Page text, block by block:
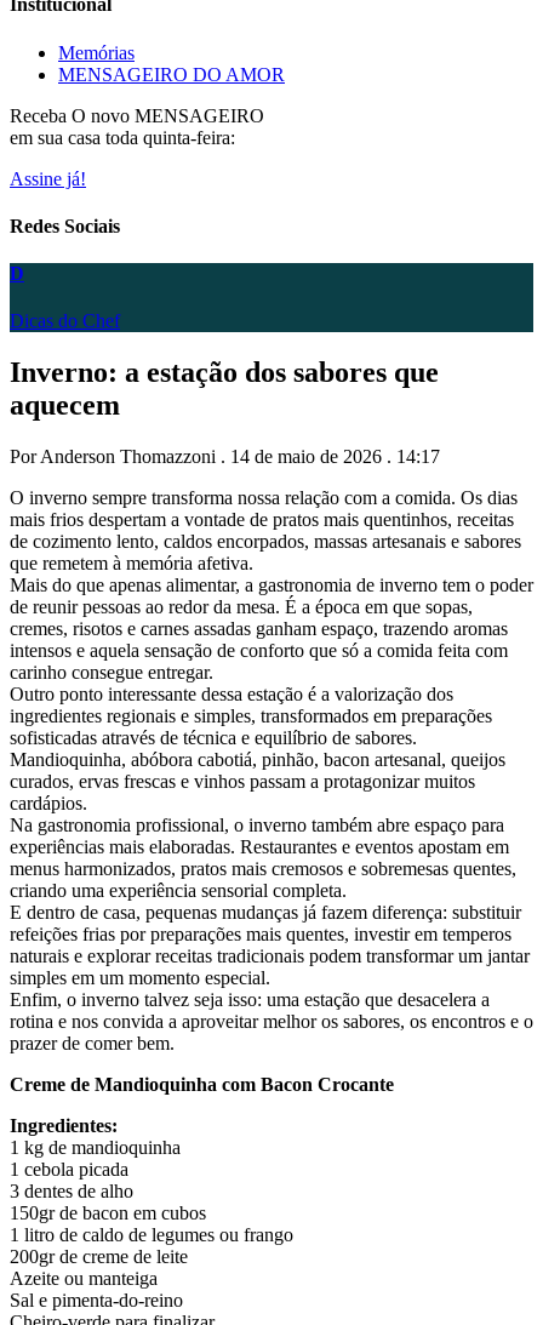
Institucional
Memórias
MENSAGEIRO DO AMOR
Receba O novo MENSAGEIRO
em sua casa toda quinta-feira:
Assine já!
Redes Sociais
D
Dicas do Chef
Inverno: a estação dos sabores que
aquecem
Por Anderson Thomazzoni . 14 de maio de 2026 . 14:17
O inverno sempre transforma nossa relação com a comida. Os dias
mais frios despertam a vontade de pratos mais quentinhos, receitas
de cozimento lento, caldos encorpados, massas artesanais e sabores
que remetem à memória afetiva.
Mais do que apenas alimentar, a gastronomia de inverno tem o poder
de reunir pessoas ao redor da mesa. É a época em que sopas,
cremes, risotos e carnes assadas ganham espaço, trazendo aromas
intensos e aquela sensação de conforto que só a comida feita com
carinho consegue entregar.
Outro ponto interessante dessa estação é a valorização dos
ingredientes regionais e simples, transformados em preparações
sofisticadas através de técnica e equilíbrio de sabores.
Mandioquinha, abóbora cabotiá, pinhão, bacon artesanal, queijos
curados, ervas frescas e vinhos passam a protagonizar muitos
cardápios.
Na gastronomia profissional, o inverno também abre espaço para
experiências mais elaboradas. Restaurantes e eventos apostam em
menus harmonizados, pratos mais cremosos e sobremesas quentes,
criando uma experiência sensorial completa.
E dentro de casa, pequenas mudanças já fazem diferença: substituir
refeições frias por preparações mais quentes, investir em temperos
naturais e explorar receitas tradicionais podem transformar um jantar
simples em um momento especial.
Enfim, o inverno talvez seja isso: uma estação que desacelera a
rotina e nos convida a aproveitar melhor os sabores, os encontros e o
prazer de comer bem.
Creme de Mandioquinha com Bacon Crocante
Ingredientes:
1 kg de mandioquinha
1 cebola picada
3 dentes de alho
150gr de bacon em cubos
1 litro de caldo de legumes ou frango
200gr de creme de leite
Azeite ou manteiga
Sal e pimenta-do-reino